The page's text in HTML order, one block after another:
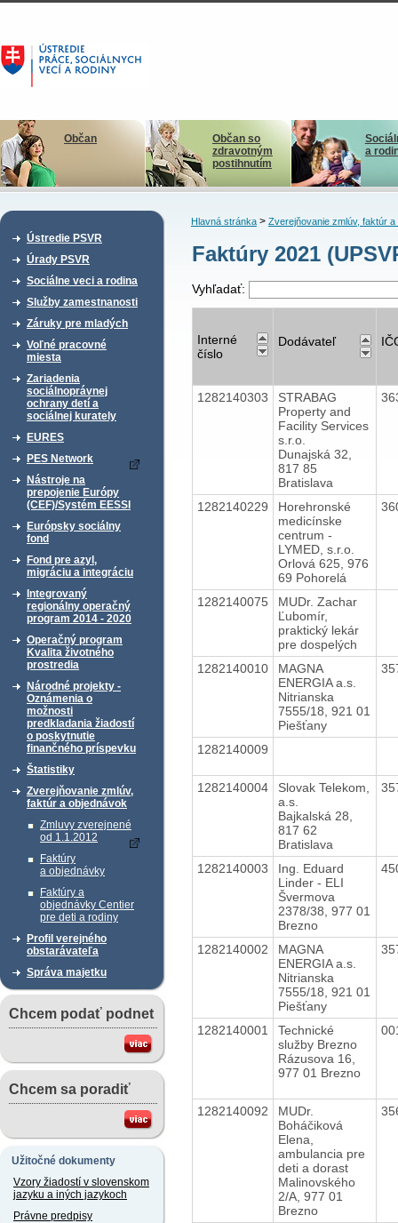
Občan
Občan so
zdravotným
postihnutím
a
Ústredie PSVR
Úrady PSVR
Sociálne veci a rodina
Služby zamestnanosti
Záruky pre mladých
Voľné pracovné
miesta
Zariadenia
sociálnoprávnej
ochrany detí a
sociálnej kurately
EURES
PES Network
Nástroje na
prepojenie Európy
(CEF)/Systém EESSI
Európsky sociálny
fond
Fond pre azyl,
migráciu a integráciu
Integrovaný
regionálny operačný
program 2014 - 2020
Operačný program
Kvalita životného
prostredia
Národné projekty -
Oznámenia o
možnosti
predkladania žiadostí
o poskytnutie
finančného príspevku
Štatistiky
Zverejňovanie zmlúv,
faktúr a objednávok
Zmluvy zverejnené
od 1.1.2012
Faktúry
a objednávky
Faktúry a
objednávky Centier
pre deti a rodiny
Profil verejného
obstarávateľa
Správa majetku
Chcem podať podnet
Chcem sa poradiť
Užitočné dokumenty
Vzory žiadostí v slovenskom
jazyku a iných jazykoch
Právne predpisy
Hlavná stránka> Zverejňovanie zmlúv, faktúr a
Faktúry 2021
Vyhľadať:
Interné
číslo
Dodávateľ
1282140303
STRABAG
Property and
Facility Services
s.r.o.
Dunajská 32,
817 85
Bratislava
1282140229
Horehronské
medicínske
centrum -
LYMED, s.r.o.
Orlová 625, 976
69 Pohorelá
1282140075
MUDr. Zachar
Ľubomír,
praktický lekár
pre dospelých
1282140010
MAGNA
ENERGIA a.s.
Nitrianska
7555/18, 921 01
Piešťany
1282140009
1282140004
Slovak Telekom,
a.s.
Bajkalská 28,
817 62
Bratislava
1282140003
Ing. Eduard
Linder - ELI
Švermova
2378/38, 977 01
Brezno
1282140002
MAGNA
ENERGIA a.s.
Nitrianska
7555/18, 921 01
Piešťany
1282140001
Technické
služby Brezno
Rázusova 16,
977 01 Brezno
1282140092
MUDr.
Boháčiková
Elena,
ambulancia pre
deti a dorast
Malinovského
2/A, 977 01
Brezno